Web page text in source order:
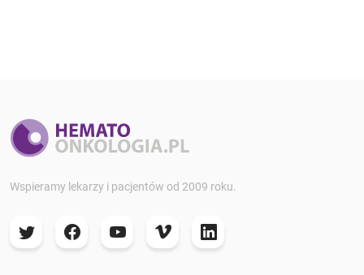
Wspieramy lekarzy i pacjentów od 2009 roku.